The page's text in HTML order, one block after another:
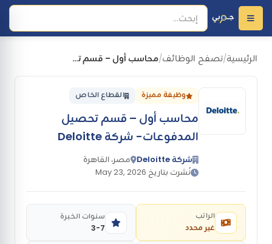
الرئيسية/تصفح الوظائف/ محاسب أول – قسم تحصيل المدفوعات- شركة Deloitte
وظيفة مميزة القطاع الخاص
محاسب أول – قسم تحصيل
المدفوعات- شركة Deloitte
شركة Deloitte
مصر، القاهرة
نُشرت بتاريخ May 23, 2026
غير محدد
الراتب
3-7
سنوات الخبرة